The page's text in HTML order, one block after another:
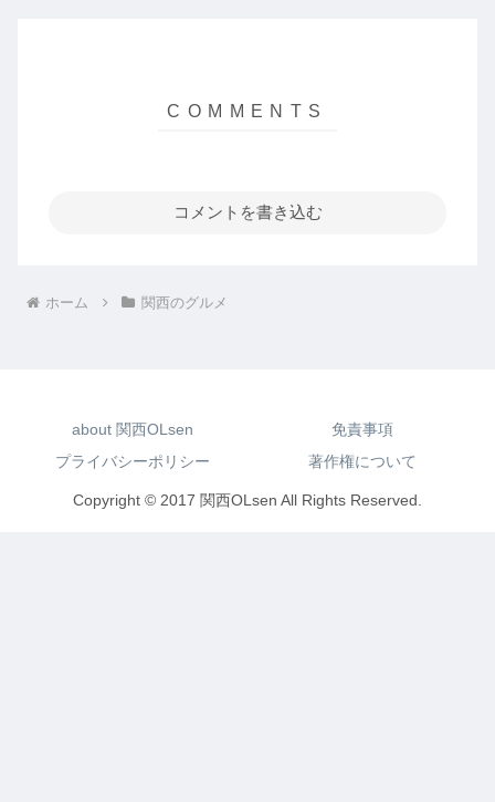
コメントを書き込む
ホーム 関西のグルメ
about 関西OLsen
免責事項
プライバシーポリシー
著作権について
Copyright © 2017 関西OLsen All Rights Reserved.